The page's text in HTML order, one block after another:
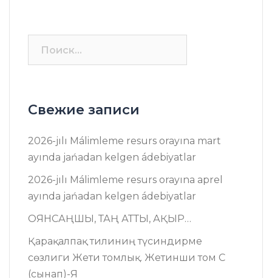
Свежие записи
2026-jılı Málimleme resurs оrayına mart
ayında jańadan kelgen ádebiyatlar
2026-jılı Málimleme resurs оrayına aprel
ayında jańadan kelgen ádebiyatlar
ОЯНСАҢШЫ, ТАҢ АТТЫ, АҚЫР…
Қарақалпақ тилиниң түсиндирме
сөзлиги Жети томлық. Жетинши том C
(сынап)-Я